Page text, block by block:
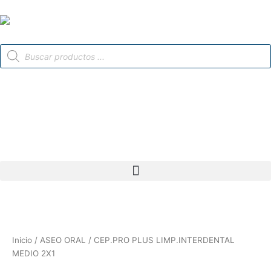
al
Búsqueda
de
Inicio / ASEO ORAL
/ CEP.PRO PLUS LIMP.INTERDENTAL
MEDIO 2X1